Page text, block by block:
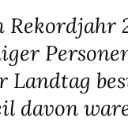
Rekordjahr
Landtag
davon